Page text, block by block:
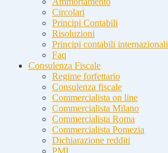
Circolari
Principi Contabili
Risoluzioni
Principi contabili internazionali
Faq
Consulenza Fiscale
Regime forfettario
Consulenza fiscale
Commercialista on line
Commercialista Milano
Commercialista Roma
Commercialista Pomezia
Dichiarazione redditi
PMI